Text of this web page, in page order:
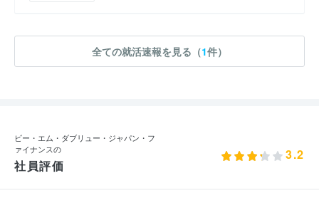
全ての就活速報を見る（1件）
ビー・エム・ダブリュー・ジャパン・フ
ァイナンスの
社員評価
3.2